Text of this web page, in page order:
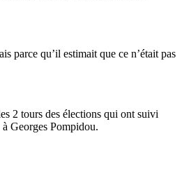
parce qu’il estimait que ce n’était pas
2 tours des élections qui ont suivi
Georges Pompidou.